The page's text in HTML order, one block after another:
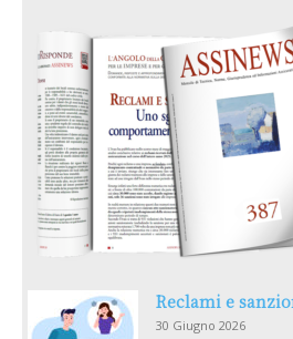
Reclami e
30 Giugno 2026